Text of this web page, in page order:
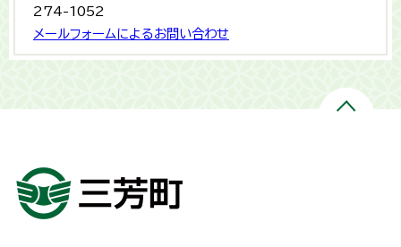
274-1052
メールフォームによるお問い合わせ